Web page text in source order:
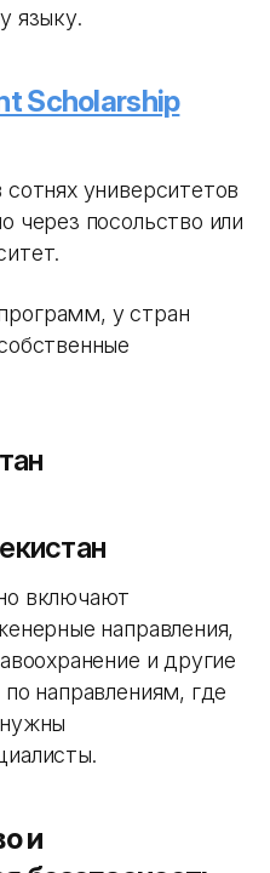
языку.
Scholarship
университетов
через посольство или
у стран
включают
направления,
и другие
направлениям, где
и